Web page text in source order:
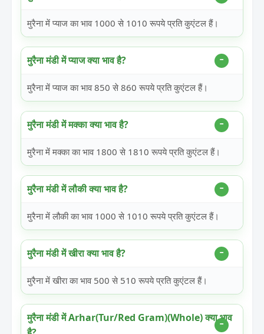
मुरैना में प्याज का भाव 1000 से 1010 रूपये प्रति कुएंटल हैं।
मुरैना मंडी में प्याज क्या भाव है?
मुरैना में प्याज का भाव 850 से 860 रूपये प्रति कुएंटल हैं।
मुरैना मंडी में मक्का क्या भाव है?
मुरैना में मक्का का भाव 1800 से 1810 रूपये प्रति कुएंटल हैं।
मुरैना मंडी में लौकी क्या भाव है?
मुरैना में लौकी का भाव 1000 से 1010 रूपये प्रति कुएंटल हैं।
मुरैना मंडी में खीरा क्या भाव है?
मुरैना में खीरा का भाव 500 से 510 रूपये प्रति कुएंटल हैं।
मुरैना मंडी में Arhar(Tur/Red Gram)(Whole) क्या भाव